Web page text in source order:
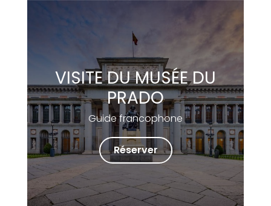
VISITE DU MUSÉE DU
PRADO
Guide francophone
Réserver